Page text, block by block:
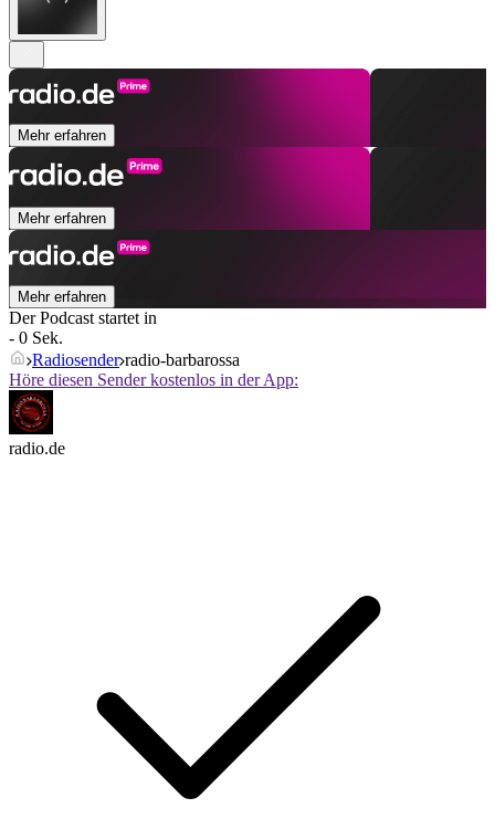
Mehr erfahren
Mehr erfahren
Mehr erfahren
Der Podcast startet in
- 0 Sek.
Radiosender radio-barbarossa
Höre diesen Sender kostenlos in der App:
radio.de